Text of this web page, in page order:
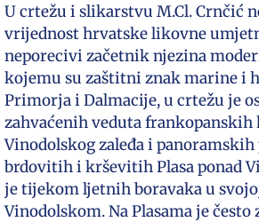
U crtežu i slikarstvu M.Cl. Crnčić
vrijednost hrvatske likovne
neporecivi začetnik njezina
kojemu su zaštitni znak marine i
Primorja i Dalmacije, u crtežu je
zahvaćenih veduta frankopanskih
Vinodolskog zaleđa i panoramskih
brdovitih i krševitih Plasa ponad
je tijekom ljetnih boravaka u
Vinodolskom. Na Plasama je